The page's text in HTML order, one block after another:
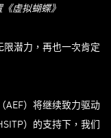
虚拟蝴蝶》
限潜力，再也一次肯定
AEF）将继续致力驱动
）的支持下，我们